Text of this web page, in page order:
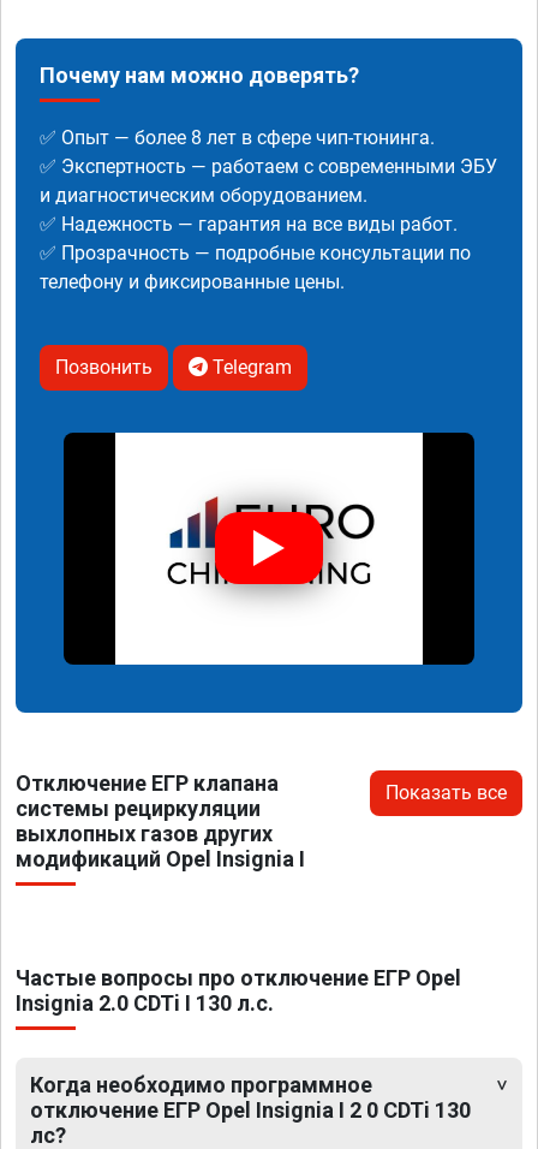
Почему нам можно доверять?
✅ Опыт — более 8 лет в сфере чип-тюнинга.
✅ Экспертность — работаем с современными ЭБУ
и диагностическим оборудованием.
✅ Надежность — гарантия на все виды работ.
✅ Прозрачность — подробные консультации по
телефону и фиксированные цены.
Позвонить Telegram
Отключение ЕГР клапана
системы рециркуляции
выхлопных газов других
модификаций Opel Insignia I
Показать все
Частые вопросы про отключение ЕГР Opel
Insignia 2.0 CDTi I 130 л.с.
Когда необходимо программное
отключение ЕГР Opel Insignia I 2 0 CDTi 130
лс?